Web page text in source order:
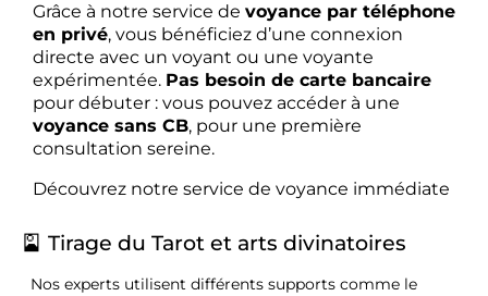
Grâce à notre service de voyance par téléphone
en privé, vous bénéficiez d’une connexion
directe avec un voyant ou une voyante
expérimentée. Pas besoin de carte bancaire
pour débuter : vous pouvez accéder à une
voyance sans CB, pour une première
consultation sereine.
Découvrez notre service de voyance immédiate
🎴 Tirage du Tarot et arts divinatoires
Nos experts utilisent différents supports comme le